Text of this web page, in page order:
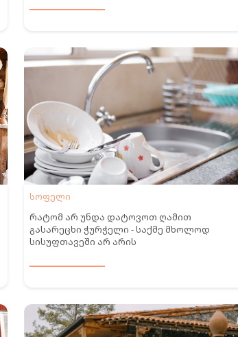
სოფელი
რატომ არ უნდა დატოვოთ ღამით
გასარეცხი ჭურჭელი - საქმე მხოლოდ
სისუფთავეში არ არის